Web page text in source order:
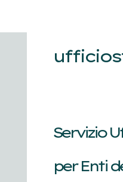
Servizio
per Enti